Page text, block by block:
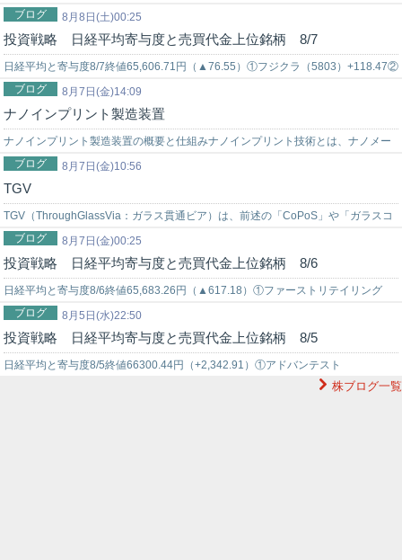
時のNYダウ暴落チャート…
8月8日(土)00:25
ブログ
投資戦略 日経平均寄与度と売買代金上位銘柄 8/7
日経平均と寄与度8/7終値65,606.71円（▲76.55）①フジクラ（5803）+118.47②
バンダイナムコ（7832）+51.59③ファース…
8月7日(金)14:09
ブログ
ナノインプリント製造装置
ナノインプリント製造装置の概要と仕組みナノインプリント技術とは、ナノメー
トル（10億分の1メートル）レベルの微細なパターンを基板に転写する製造技術
で…
8月7日(金)10:56
ブログ
TGV
TGV（ThroughGlassVia：ガラス貫通ビア）は、前述の「CoPoS」や「ガラスコ
ア基板（GCS）」を実現する上で、最大の技術的ボトルネッ…
8月7日(金)00:25
ブログ
投資戦略 日経平均寄与度と売買代金上位銘柄 8/6
日経平均と寄与度8/6終値65,683.26円（▲617.18）①ファーストリテイリング
（9983）+162.51②バンダイナムコ（7832）+48…
8月5日(水)22:50
ブログ
投資戦略 日経平均寄与度と売買代金上位銘柄 8/5
日経平均と寄与度8/5終値66300.44円（+2,342.91）①アドバンテスト
株ブログ一覧